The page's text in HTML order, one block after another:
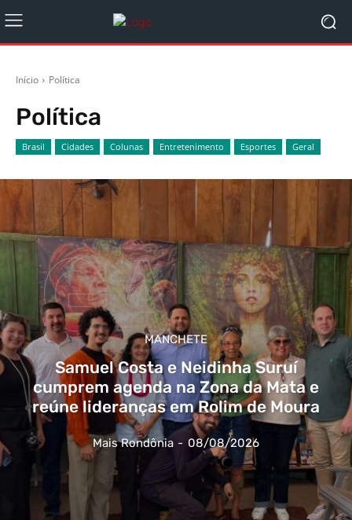
Início Política
Política
Brasil Cidades Colunas Entretenimento Esportes Geral
MANCHETE
Samuel Costa e Neidinha Suruí
cumprem agenda na Zona da Mata e
reúne lideranças em Rolim de Moura
Mais Rondônia - 08/08/2026